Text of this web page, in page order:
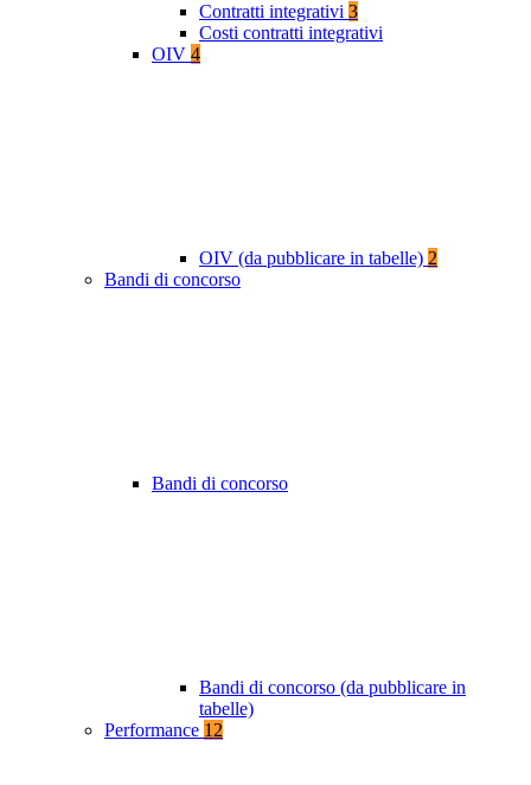
Contratti integrativi 3
Costi contratti integrativi
OIV 4
OIV (da pubblicare in tabelle) 2
Bandi di concorso
Bandi di concorso
Bandi di concorso (da pubblicare in
tabelle)
Performance 12